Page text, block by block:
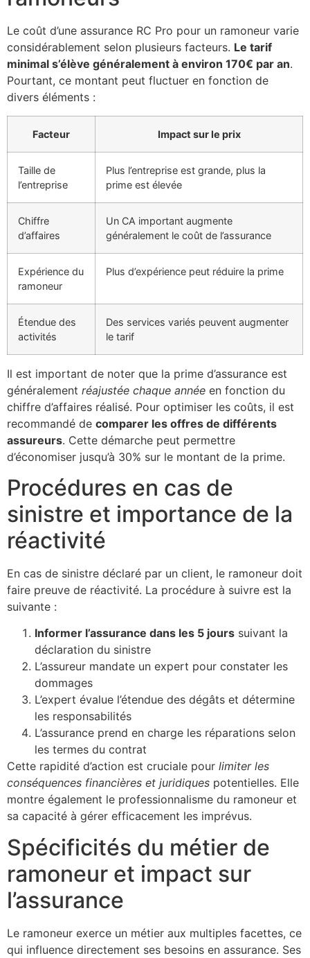
Le coût d’une assurance RC Pro pour un ramoneur varie
considérablement selon plusieurs facteurs. Le tarif
minimal s’élève généralement à environ 170€ par an.
Pourtant, ce montant peut fluctuer en fonction de
divers éléments :
Facteur Impact sur le prix
Taille de
l’entreprise
Plus l’entreprise est grande, plus la
prime est élevée
Chiffre
d’affaires
Un CA important augmente
généralement le coût de l’assurance
Expérience du
ramoneur
Plus d’expérience peut réduire la prime
Étendue des
activités
Des services variés peuvent augmenter
le tarif
Il est important de noter que la prime d’assurance est
généralement réajustée chaque année en fonction du
chiffre d’affaires réalisé. Pour optimiser les coûts, il est
recommandé de comparer les offres de différents
assureurs. Cette démarche peut permettre
d’économiser jusqu’à 30% sur le montant de la prime.
Procédures en cas de
sinistre et importance de la
réactivité
En cas de sinistre déclaré par un client, le ramoneur doit
faire preuve de réactivité. La procédure à suivre est la
suivante :
Informer l’assurance dans les 5 jours suivant la
déclaration du sinistre
L’assureur mandate un expert pour constater les
dommages
L’expert évalue l’étendue des dégâts et détermine
les responsabilités
L’assurance prend en charge les réparations selon
les termes du contrat
Cette rapidité d’action est cruciale pour limiter les
conséquences financières et juridiques potentielles. Elle
montre également le professionnalisme du ramoneur et
sa capacité à gérer efficacement les imprévus.
Spécificités du métier de
ramoneur et impact sur
l’assurance
Le ramoneur exerce un métier aux multiples facettes, ce
qui influence directement ses besoins en assurance. Ses